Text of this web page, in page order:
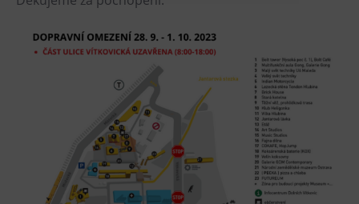
HopJump
Národní zemědělské muzeum
FUTUREUM
Prohlídky